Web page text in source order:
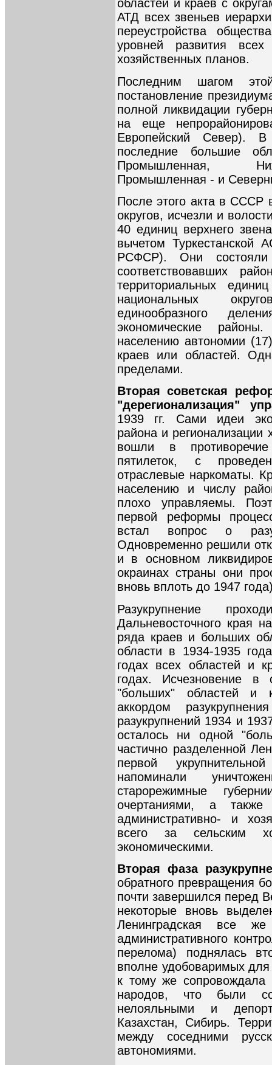
областей и краев с
АТД всех звеньев
переустройства
уровней развития
хозяйственных планов.
Последним шагом
постановление
полной ликвидации
на еще
Европейский Север).
последние большие
Промышленная,
Промышленная - и
После этого акта в СССР
округов, исчезли и
40 единиц верхнего
вычетом Туркестанской
РСФСР). Они
соответствовавших
территориальных
национальных
единообразного
экономические
населению автономии
краев или областей.
пределами.
Вторая советская
"дерегионализация"
1939 гг. Сами идеи
района и регионализации
вошли в
пятилеток, с
отраслевые наркоматы.
населению и числу
плохо управляемы.
первой реформы
встал вопрос о
Одновременно решили
и в основном
окраинах страны они
вновь вплоть до 1947
Разукрупнение
Дальневосточного края
ряда краев и больших
области в 1934-1935
годах всех областей и
годах. Исчезновение в
"больших" областей и
аккордом
разукрупнений 1934 и
осталось ни одной
частично разделенной
первой
напоминали
старорежимные
очертаниями, а
административно- и
всего за сельским
экономическими.
Вторая фаза
обратного превращения
почти завершился перед
некоторые вновь
Ленинградская все
административного
перелома) поднялась
вполне удобоваримых
к тому же сопровождала
народов, что были
нелояльными и
Казахстан, Сибирь.
между соседними
автономиями.